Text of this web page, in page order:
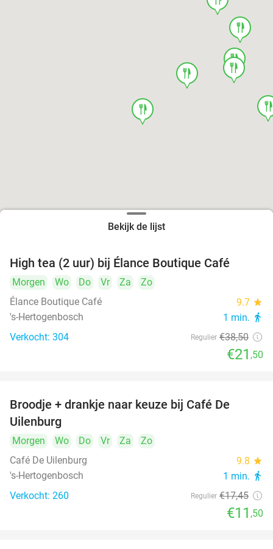
food
food
food
food
food
Bekijk de lijst
High tea (2 uur) bij Élance Boutique Café
Morgen Wo Do Vr Za
Zo
Élance Boutique Café
9.7 star
's-Hertogenbosch 1 min. directions_walk
Verkocht: 304 Regulier €38,50
€21 ,50
Broodje + drankje naar keuze bij Café De
Uilenburg
Morgen Wo Do Vr Za
Zo
Café De Uilenburg
9.8 star
's-Hertogenbosch 1 min. directions_walk
Verkocht: 260 Regulier €17,45
€11 ,50